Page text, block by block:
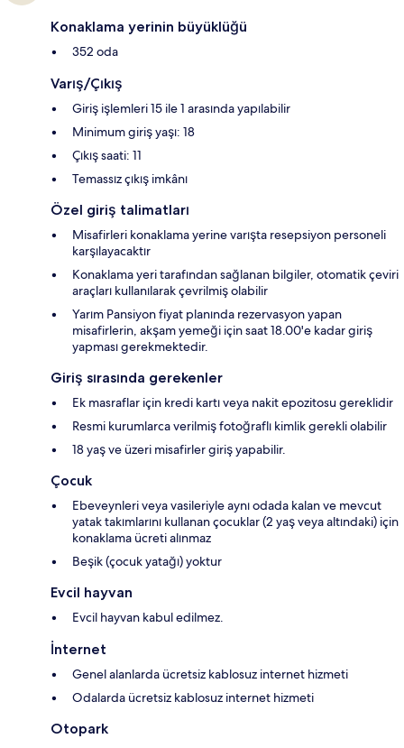
Konaklama yerinin büyüklüğü
352 oda
Varış/Çıkış
Giriş işlemleri 15 ile 1 arasında yapılabilir
Minimum giriş yaşı: 18
Çıkış saati: 11
Temassız çıkış imkânı
Özel giriş talimatları
Misafirleri konaklama yerine varışta resepsiyon personeli
karşılayacaktır
Konaklama yeri tarafından sağlanan bilgiler, otomatik çeviri
araçları kullanılarak çevrilmiş olabilir
Yarım Pansiyon fiyat planında rezervasyon yapan
misafirlerin, akşam yemeği için saat 18.00'e kadar giriş
yapması gerekmektedir.
Giriş sırasında gerekenler
Ek masraflar için kredi kartı veya nakit epozitosu gereklidir
Resmi kurumlarca verilmiş fotoğraflı kimlik gerekli olabilir
18 yaş ve üzeri misafirler giriş yapabilir.
Çocuk
Ebeveynleri veya vasileriyle aynı odada kalan ve mevcut
yatak takımlarını kullanan çocuklar (2 yaş veya altındaki) için
konaklama ücreti alınmaz
Beşik (çocuk yatağı) yoktur
Evcil hayvan
Evcil hayvan kabul edilmez.
İnternet
Genel alanlarda ücretsiz kablosuz internet hizmeti
Odalarda ücretsiz kablosuz internet hizmeti
Otopark